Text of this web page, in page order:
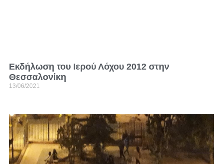
Εκδήλωση του Ιερού Λόχου 2012 στην
Θεσσαλονίκη
13/06/2021